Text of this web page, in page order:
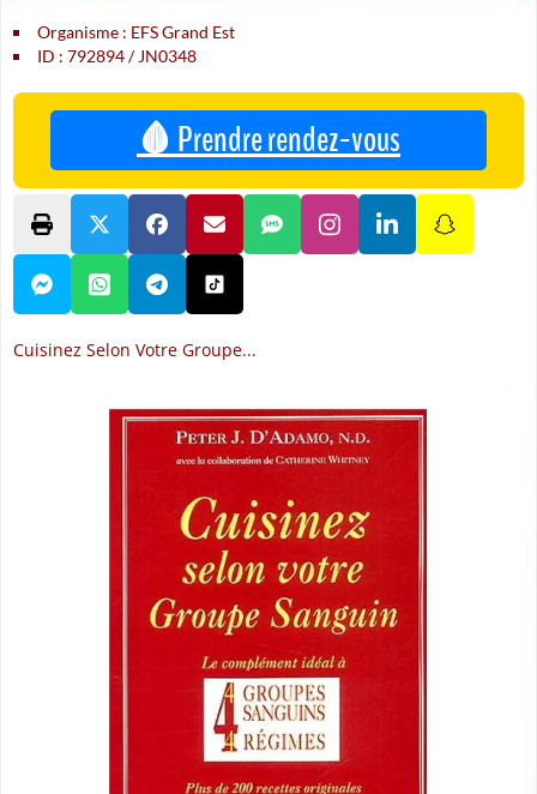
Organisme : EFS Grand Est
ID : 792894 / JN0348
🩸 Prendre rendez-vous
Cuisinez Selon Votre Groupe...